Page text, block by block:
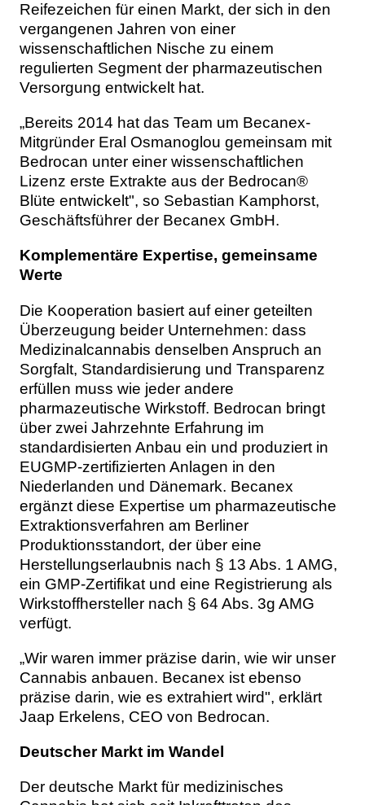
Reifezeichen für einen Markt, der sich in den
vergangenen Jahren von einer
wissenschaftlichen Nische zu einem
regulierten Segment der pharmazeutischen
Versorgung entwickelt hat.
„Bereits 2014 hat das Team um Becanex-
Mitgründer Eral Osmanoglou gemeinsam mit
Bedrocan unter einer wissenschaftlichen
Lizenz erste Extrakte aus der Bedrocan®
Blüte entwickelt", so Sebastian Kamphorst,
Geschäftsführer der Becanex GmbH.
Komplementäre Expertise, gemeinsame
Werte
Die Kooperation basiert auf einer geteilten
Überzeugung beider Unternehmen: dass
Medizinalcannabis denselben Anspruch an
Sorgfalt, Standardisierung und Transparenz
erfüllen muss wie jeder andere
pharmazeutische Wirkstoff. Bedrocan bringt
über zwei Jahrzehnte Erfahrung im
standardisierten Anbau ein und produziert in
EUGMP-zertifizierten Anlagen in den
Niederlanden und Dänemark. Becanex
ergänzt diese Expertise um pharmazeutische
Extraktionsverfahren am Berliner
Produktionsstandort, der über eine
Herstellungserlaubnis nach § 13 Abs. 1 AMG,
ein GMP-Zertifikat und eine Registrierung als
Wirkstoffhersteller nach § 64 Abs. 3g AMG
verfügt.
„Wir waren immer präzise darin, wie wir unser
Cannabis anbauen. Becanex ist ebenso
präzise darin, wie es extrahiert wird", erklärt
Jaap Erkelens, CEO von Bedrocan.
Deutscher Markt im Wandel
Der deutsche Markt für medizinisches